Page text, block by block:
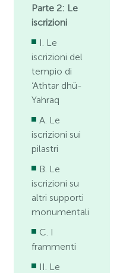
Parte 2: Le
iscrizioni
I. Le
iscrizioni del
tempio di
‘Athtar dhü-
Yahraq
A. Le
iscrizioni sui
pilastri
B. Le
iscrizioni su
altri supporti
monumentali
C. I
frammenti
II. Le